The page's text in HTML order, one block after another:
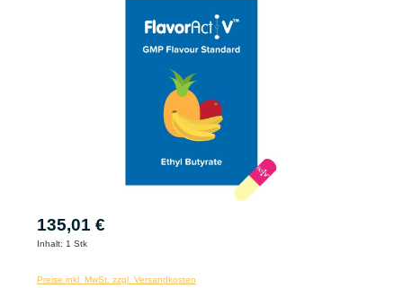
135,01 €
Inhalt: 1 Stk
Preise inkl. MwSt. zzgl. Versandkosten